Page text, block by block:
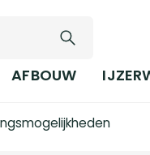
AFBOUW